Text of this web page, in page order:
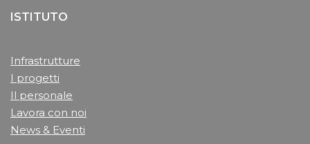
ISTITUTO
Infrastrutture
I progetti
Il personale
Lavora con noi
News & Eventi